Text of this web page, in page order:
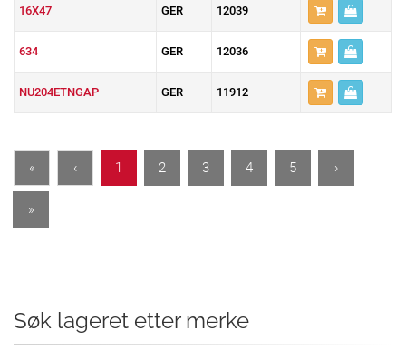
16X47 GER 12039
634 GER 12036
NU204ETNGAP GER 11912
« ‹ 1 2 3 4 5 ›
»
Søk lageret etter merke